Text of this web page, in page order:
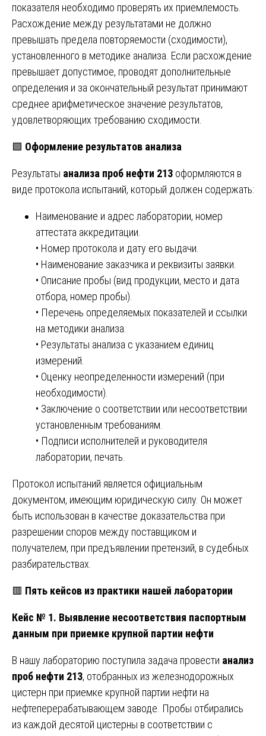
показателя необходимо проверять их приемлемость.
Расхождение между результатами не должно
превышать предела повторяемости (сходимости),
установленного в методике анализа. Если расхождение
превышает допустимое, проводят дополнительные
определения и за окончательный результат принимают
среднее арифметическое значение результатов,
удовлетворяющих требованию сходимости.
🟩 Оформление результатов анализа
Результаты анализа проб нефти 213 оформляются в
виде протокола испытаний, который должен содержать:
Наименование и адрес лаборатории, номер
аттестата аккредитации.
• Номер протокола и дату его выдачи.
• Наименование заказчика и реквизиты заявки.
• Описание пробы (вид продукции, место и дата
отбора, номер пробы).
• Перечень определяемых показателей и ссылки
на методики анализа.
• Результаты анализа с указанием единиц
измерений.
• Оценку неопределенности измерений (при
необходимости).
• Заключение о соответствии или несоответствии
установленным требованиям.
• Подписи исполнителей и руководителя
лаборатории, печать.
Протокол испытаний является официальным
документом, имеющим юридическую силу. Он может
быть использован в качестве доказательства при
разрешении споров между поставщиком и
получателем, при предъявлении претензий, в судебных
разбирательствах.
🟥 Пять кейсов из практики нашей лаборатории
Кейс № 1. Выявление несоответствия паспортным
данным при приемке крупной партии нефти
В нашу лабораторию поступила задача провести анализ
проб нефти 213, отобранных из железнодорожных
цистерн при приемке крупной партии нефти на
нефтеперерабатывающем заводе. Пробы отбирались
из каждой десятой цистерны в соответствии с